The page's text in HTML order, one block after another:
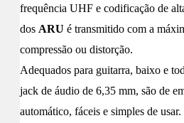
frequência UHF e codificação de
dos ARU é transmitido com a
compressão ou distorção.
Adequados para guitarra, baixo e
jack de áudio de 6,35 mm, são de
automático, fáceis e simples de usar.